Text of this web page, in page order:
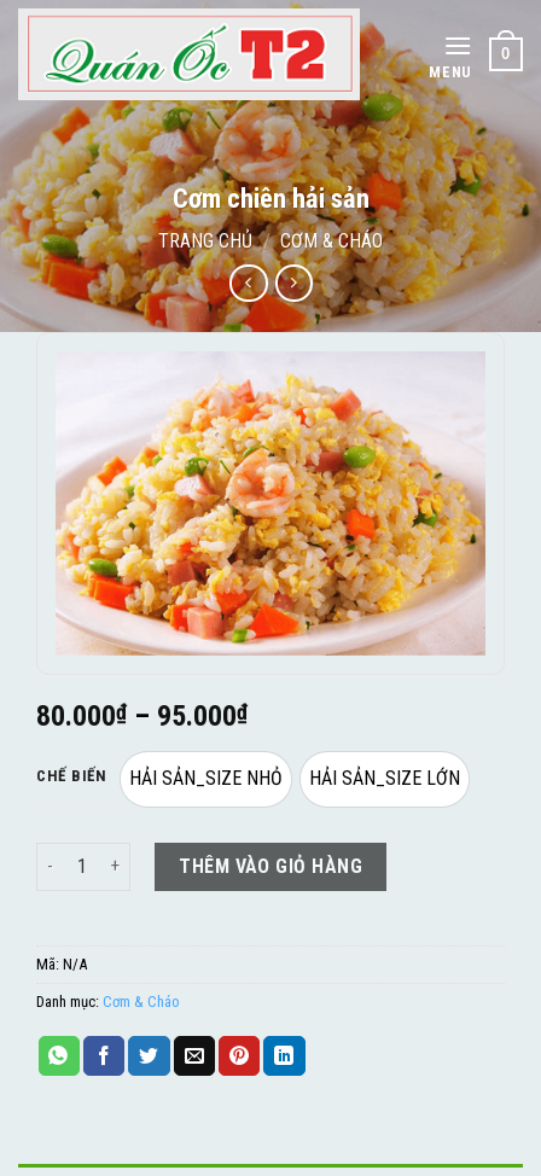
Skip
content
MENU
0
Cơm chiên hải sản
TRANG CHỦ / CƠM & CHÁO
80.000₫– 95.000₫
CHẾ BIẾN HẢI SẢN_SIZE NHỎ HẢI SẢN_SIZE LỚN
Cơm chiên hải sản số lượngTHÊM VÀO GIỎ HÀNG
Mã: N/A
Danh mục: Cơm & Cháo